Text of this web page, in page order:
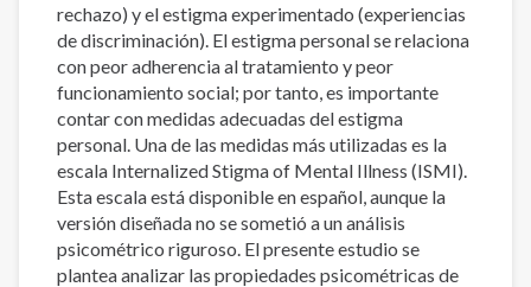
rechazo) y el estigma experimentado (experiencias
de discriminación). El estigma personal se relaciona
con peor adherencia al tratamiento y peor
funcionamiento social; por tanto, es importante
contar con medidas adecuadas del estigma
personal. Una de las medidas más utilizadas es la
escala Internalized Stigma of Mental Illness (ISMI).
Esta escala está disponible en español, aunque la
versión diseñada no se sometió a un análisis
psicométrico riguroso. El presente estudio se
plantea analizar las propiedades psicométricas de